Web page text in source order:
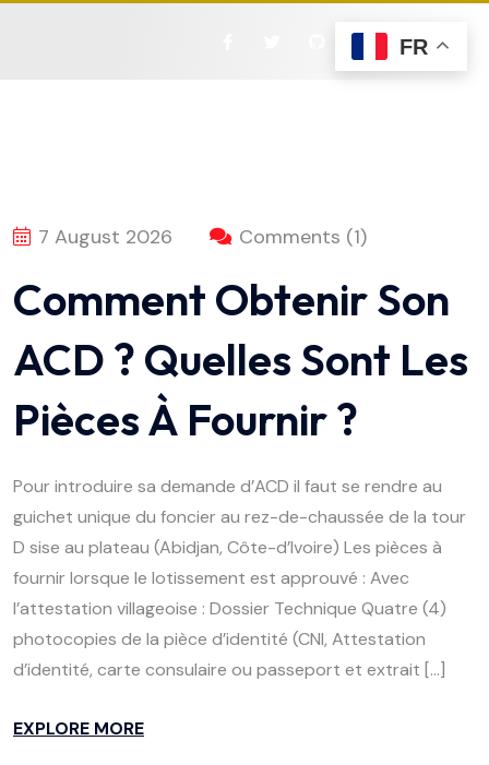
7 August 2026 Comments (1)
Comment Obtenir Son
ACD ? Quelles Sont Les
Pièces À Fournir ?
Pour introduire sa demande d’ACD il faut se rendre au
guichet unique du foncier au rez-de-chaussée de la tour
D sise au plateau (Abidjan, Côte-d’Ivoire) Les pièces à
fournir lorsque le lotissement est approuvé : Avec
l’attestation villageoise : Dossier Technique Quatre (4)
photocopies de la pièce d’identité (CNI, Attestation
d’identité, carte consulaire ou passeport et extrait […]
EXPLORE MORE
FR